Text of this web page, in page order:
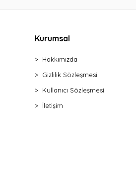
Kurumsal
Hakkımızda
Gizlilik Sözleşmesi
Kullanıcı Sözleşmesi
İletişim